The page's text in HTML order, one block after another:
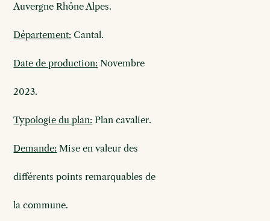
AuvergneRhône Alpes.
Département: Cantal.
Date de production: Novembre
2023.
Typologie du plan: Plan cavalier.
Demande: Mise en valeur des
différentspoints remarquables de
la commune.